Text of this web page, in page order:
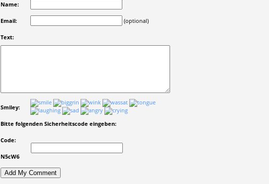
Name:
Email: (optional)
Text:
Smiley:
Bitte folgenden Sicherheitscode eingeben:
Code:
N5cW6